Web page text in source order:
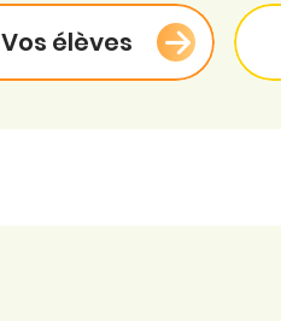
Vos élèves